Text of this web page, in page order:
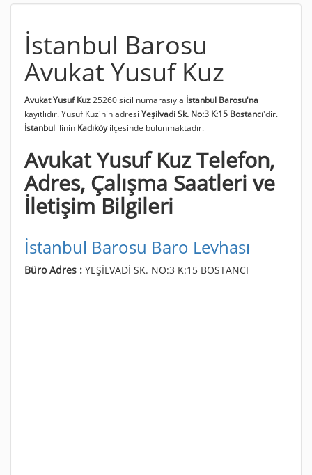
İstanbul Barosu
Avukat Yusuf Kuz
Avukat Yusuf Kuz 25260 sicil numarasıyla İstanbul Barosu'na
kayıtlıdır. Yusuf Kuz'nin adresi Yeşilvadi Sk. No:3 K:15 Bostancı'dir.
İstanbul ilinin Kadıköyilçesinde bulunmaktadır.
Avukat Yusuf Kuz Telefon,
Adres, Çalışma Saatleri ve
İletişim Bilgileri
İstanbul Barosu Baro Levhası
Büro Adres : YEŞİLVADİ SK. NO:3 K:15 BOSTANCI